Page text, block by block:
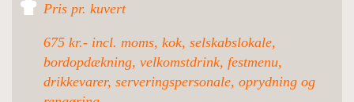
Pris pr. kuvert
675 kr.- incl. moms, kok, selskabslokale,
bordopdækning, velkomstdrink, festmenu,
drikkevarer, serveringspersonale, oprydning og